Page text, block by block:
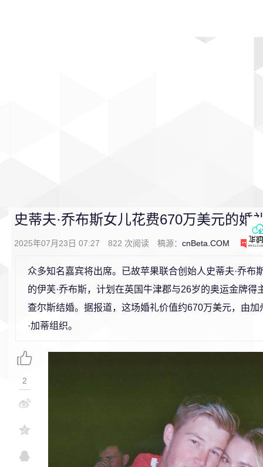
史蒂夫·乔布斯女儿花费670万美元的婚
2025年07月23日 07:27 822 次阅读 稿源： cnBeta.COM 0
众多知名嘉宾将出席。
已故苹果联合创始人史蒂夫·乔布
的伊芙·乔布斯，计划在英国牛津郡与26岁的奥运金牌得
查尔斯结婚。据报道，这场婚礼价值约670万美元，由加
·加蒂组织。
2